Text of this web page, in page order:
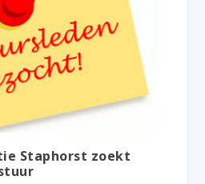
Staphorst zoekt